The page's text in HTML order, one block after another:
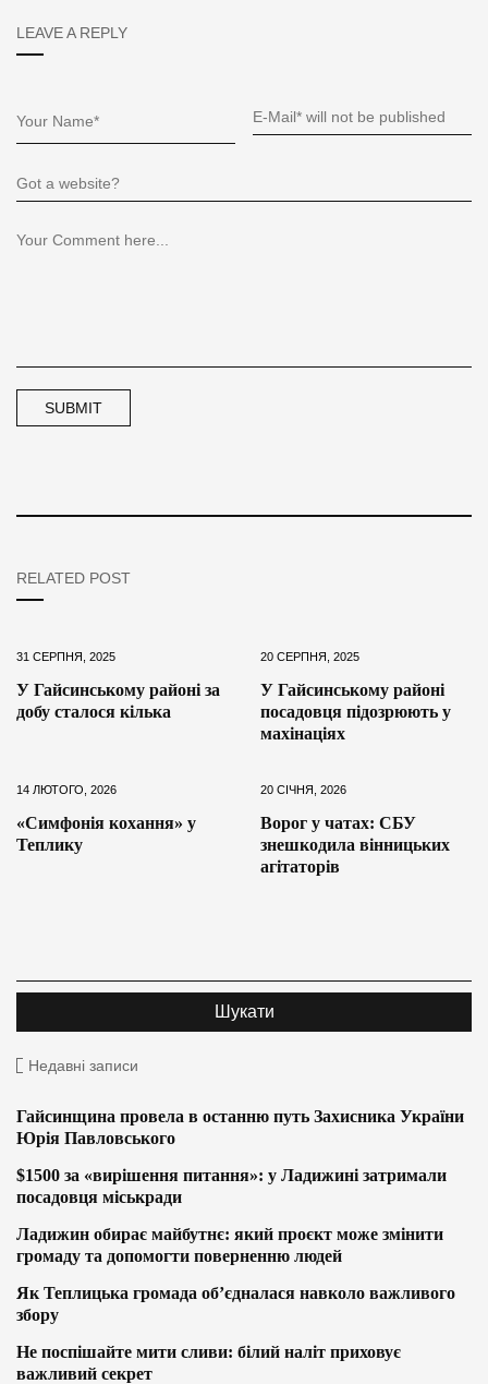
LEAVE A REPLY
RELATED POST
31 СЕРПНЯ, 2025
У Гайсинському районі за
добу сталося кілька
20 СЕРПНЯ, 2025
У Гайсинському районі
посадовця підозрюють у
махінаціях
14 ЛЮТОГО, 2026
«Симфонія кохання» у
Теплику
20 СІЧНЯ, 2026
Ворог у чатах: СБУ
знешкодила вінницьких
агітаторів
Недавні записи
Гайсинщина провела в останню путь Захисника України
Юрія Павловського
$1500 за «вирішення питання»: у Ладижині затримали
посадовця міськради
Ладижин обирає майбутнє: який проєкт може змінити
громаду та допомогти поверненню людей
Як Теплицька громада об’єдналася навколо важливого
збору
Не поспішайте мити сливи: білий наліт приховує
важливий секрет